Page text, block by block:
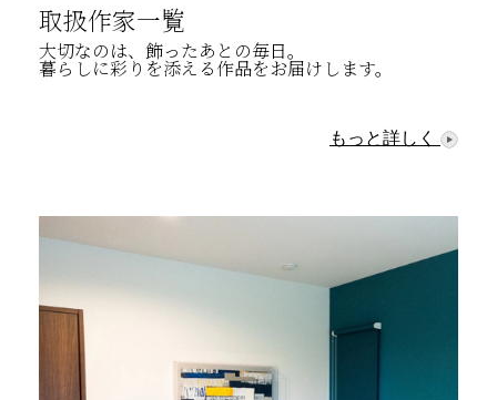
取扱作家一覧
大切なのは、飾ったあとの毎日。
暮らしに彩りを添える作品をお届けします。
もっと詳しく